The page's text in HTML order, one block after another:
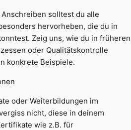
solltest du alle
hervorheben, die du in
Zeig uns, wie du in früheren
oder Qualitätskontrolle
konkrete Beispiele.
oder Weiterbildungen im
nicht, diese in deinem
wie z.B. für